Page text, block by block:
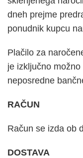
dneh prejme
ponudnik kupcu
Plačilo za
je izključno
neposredne
RAČUN
Račun se izda ob
DOSTAVA